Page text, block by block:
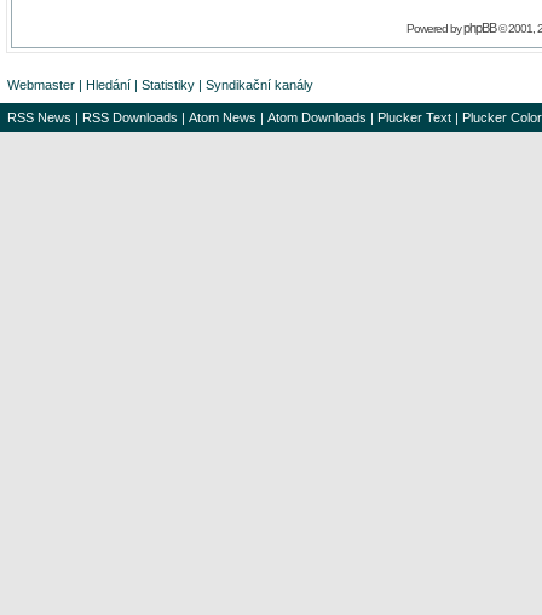
Powered byphpBB© 2001,
Webmaster | Hledání | Statistiky | Syndikační kanály
RSS News | RSS Downloads | Atom News | Atom Downloads | Plucker Text | Plucker Color